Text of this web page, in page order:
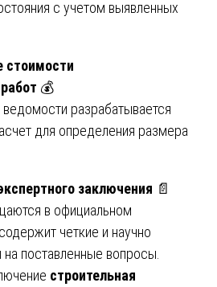
с учетом выявленных
стоимости
💰
разрабатывается
для определения размера
заключения 📄
в официальном
четкие и научно
поставленные вопросы.
строительная